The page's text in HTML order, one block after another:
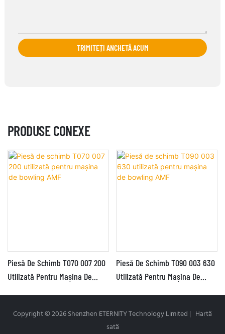
TRIMITEȚI ANCHETĂ ACUM
PRODUSE CONEXE
Piesă De Schimb T070 007 200
Utilizată Pentru Mașina De
Piesă De Schimb T090 003 630
Utilizată Pentru Mașina De
Copyright © 2026 Shenzhen ETERNITY Technology Limited | Hartă
sată